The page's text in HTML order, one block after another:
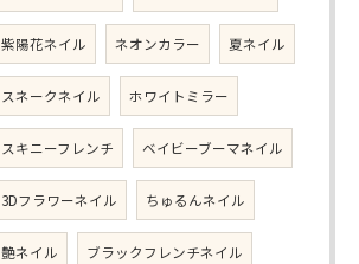
紫陽花ネイル ネオンカラー 夏ネイル
スネークネイル ホワイトミラー
スキニーフレンチ ベイビーブーマネイル
3Dフラワーネイル ちゅるんネイル
艶ネイル ブラックフレンチネイル